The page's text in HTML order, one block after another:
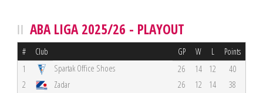
ABA LIGA 2025/26 - PLAYOUT
# Club GP W L Points
1 Spartak Office Shoes 26 14 12
40
2
Zadar 26 12 14
38